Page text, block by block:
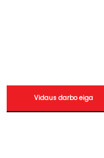
Vidaus darbo eiga